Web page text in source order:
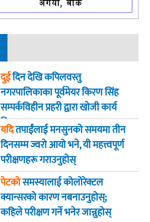
दुईदिन देखि कपिलवस्तु
नगरपालिकाका पूर्वमेयर किरण सिंह
सम्पर्कविहीन प्रहरी द्वारा खाेजी कार्य
तिब्रता
यदितपाईंलाई मनसुनको समयमा तीन
दिनसम्म ज्वरो आयो भने, यी महत्त्वपूर्ण
परीक्षणहरू गराउनुहोस्
पेटकोसमस्यालाई कोलोरेक्टल
क्यान्सरको कारण नबनाउनुहोस्;
कहिले परीक्षण गर्ने भनेर जान्नुहोस्